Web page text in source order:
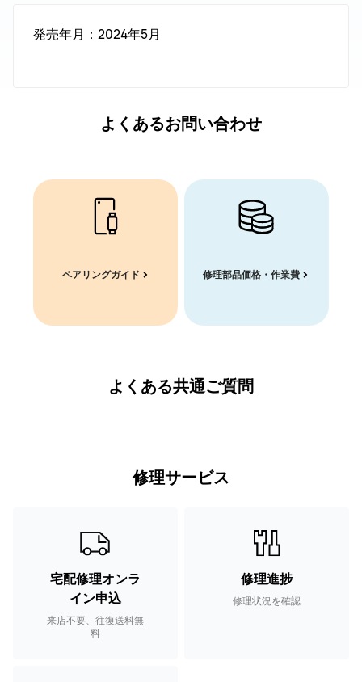
発売年月：2024年5月
よくあるお問い合わせ
ペアリングガイド 修理部品価格・作業費
よくある共通ご質問
修理サービス
宅配修理オンラ
イン申込
来店不要、往復送料無
料
修理進捗
修理状況を確認